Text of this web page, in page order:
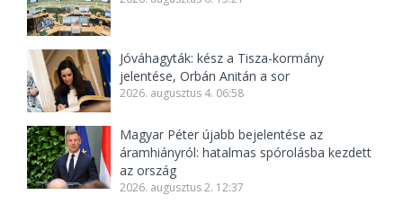
Jóváhagyták: kész a Tisza-kormány
jelentése, Orbán Anitán a sor
2026. augusztus 4. 06:58
Magyar Péter újabb bejelentése az
áramhiányról: hatalmas spórolásba kezdett
az ország
2026. augusztus 2. 12:37